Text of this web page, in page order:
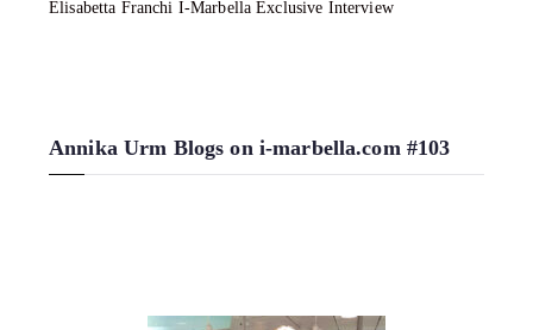
Elisabetta Franchi I-Marbella Exclusive Interview
Annika Urm Blogs on i-marbella.com #103